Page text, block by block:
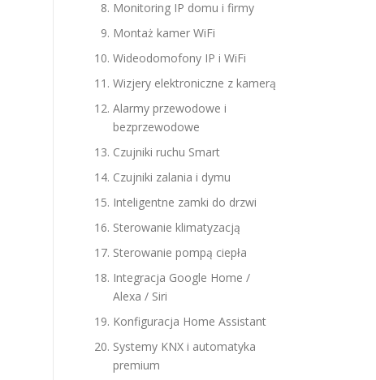
Monitoring IP domu i firmy
Montaż kamer WiFi
Wideodomofony IP i WiFi
Wizjery elektroniczne z kamerą
Alarmy przewodowe i
bezprzewodowe
Czujniki ruchu Smart
Czujniki zalania i dymu
Inteligentne zamki do drzwi
Sterowanie klimatyzacją
Sterowanie pompą ciepła
Integracja Google Home /
Alexa / Siri
Konfiguracja Home Assistant
Systemy KNX i automatyka
premium